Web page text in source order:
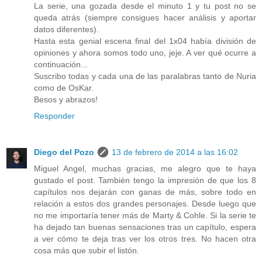
La serie, una gozada desde el minuto 1 y tu post no se
queda atrás (siempre consigues hacer análisis y aportar
datos diferentes).
Hasta esta genial escena final del 1x04 había división de
opiniones y ahora somos todo uno, jeje. A ver qué ocurre a
continuación...
Suscribo todas y cada una de las paralabras tanto de Nuria
como de OsKar.
Besos y abrazos!
Responder
Diego del Pozo
13 de febrero de 2014 a las 16:02
Miguel Angel, muchas gracias, me alegro que te haya
gustado el post. También tengo la impresión de que los 8
capítulos nos dejarán con ganas de más, sobre todo en
relación a estos dos grandes personajes. Desde luego que
no me importaría tener más de Marty & Cohle. Si la serie te
ha dejado tan buenas sensaciones tras un capítulo, espera
a ver cómo te deja tras ver los otros tres. No hacen otra
cosa más que subir el listón.